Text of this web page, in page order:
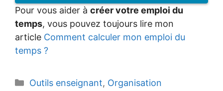
Pour vous aider à créer votre emploi du
temps, vous pouvez toujours lire mon
article Comment calculer mon emploi du
temps ?
Catégories
Outils enseignant, Organisation